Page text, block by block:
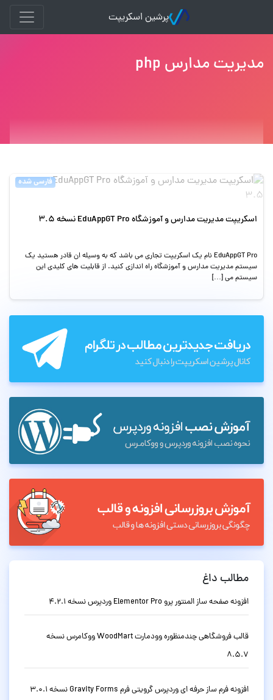
پرشین اسکریپت
مدیریت مدارس php
فارسی شده
اسکریپت مدیریت مدارس و آموزشگاه EduAppGT Pro نسخه 3.5
EduAppGT Pro نام یک اسکریپت تجاری می باشد که به وسیله ان قادر هستید یک
سیستم مدیریت مدارس و آموزشگاه راه اندازی کنید. از قابلیت های کلیدی این
سیستم می […]
مطالب داغ
افزونه صفحه ساز المنتور پرو Elementor Pro وردپرس نسخه 4.2.1
قالب فروشگاهی چندمنظوره وودمارت WoodMart ووکامرس نسخه
8.5.7
افزونه فرم ساز حرفه ای وردپرس گرویتی فرم Gravity Forms نسخه 3.0.1